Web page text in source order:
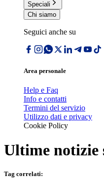
Speciali
Chi siamo
Seguici anche su
Area personale
Help e Faq
Info e contatti
Termini del servizio
Utilizzo dati e privacy
Cookie Policy
Ultime notizie
Tag correlati: